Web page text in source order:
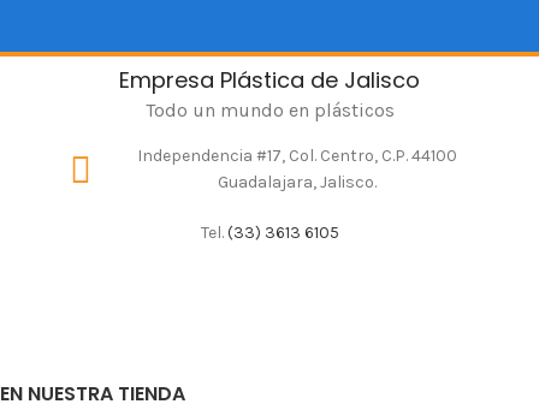
Empresa Plástica de Jalisco
Todo un mundo en plásticos
Independencia #17, Col. Centro, C.P. 44100
Guadalajara, Jalisco.
Tel.(33) 3613 6105
EN NUESTRA TIENDA